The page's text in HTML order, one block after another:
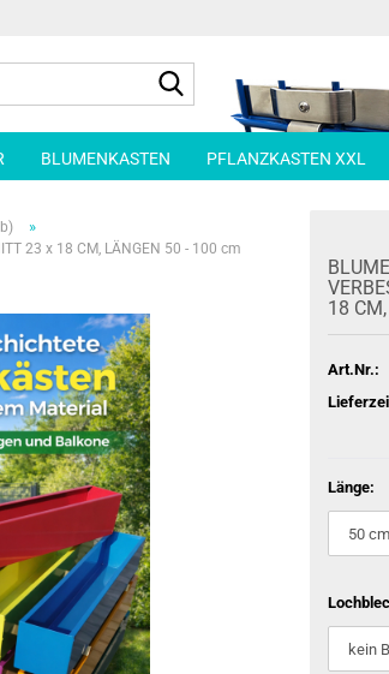
BLUMENKASTEN PFLANZKASTEN XXL
»
23 x 18 CM, LÄNGEN 50 - 100 cm
18
Art.Nr.:
Länge: